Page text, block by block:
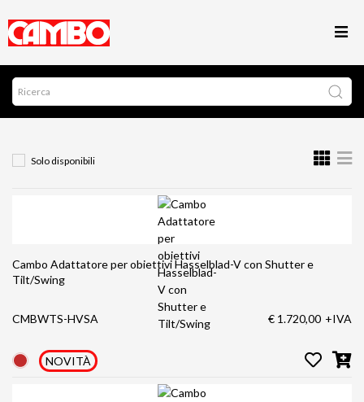
Solo disponibili
Cambo Adattatore per obiettivi Hasselblad-V con Shutter e
Tilt/Swing
CMBWTS-HVSA € 1.720,00 +IVA
NOVITÀ